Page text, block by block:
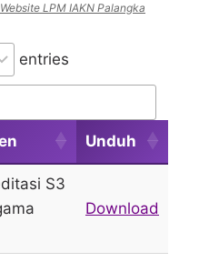
LPM IAKN Palangka
entries
Unduh
S3
Download